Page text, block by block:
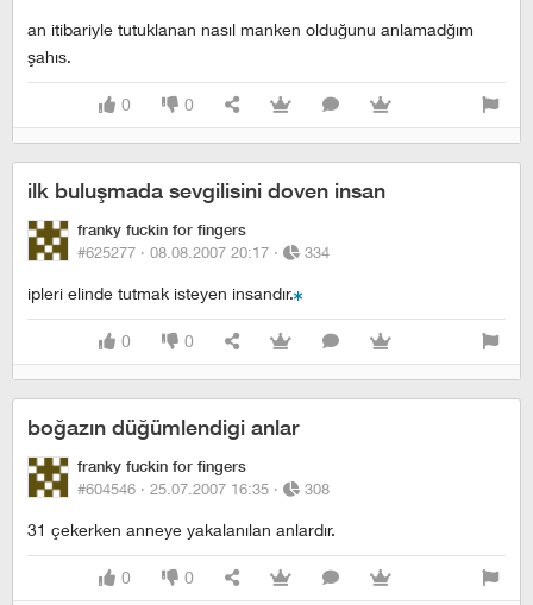
an itibariyle tutuklanan nasıl manken olduğunu anlamadğım
şahıs.
0 0
ilk buluşmada sevgilisini doven insan
franky fuckin for fingers
#625277 · 08.08.2007 20:17 · 334
ipleri elinde tutmak isteyen insandır.
0 0
boğazın düğümlendigi anlar
franky fuckin for fingers
#604546 · 25.07.2007 16:35 · 308
31 çekerken anneye yakalanılan anlardır.
0 0